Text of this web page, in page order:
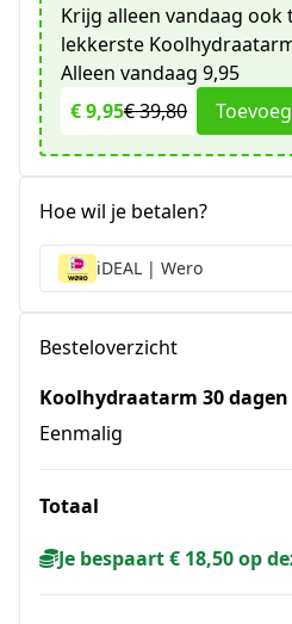
Krijg alleen vandaag
lekkerste
Alleen vandaag 9,95
€ 9,95€ 39,80
Hoe wil je betalen?
iDEAL | Wero
Besteloverzicht
Koolhydraatarm 30
Eenmalig
Totaal
Je bespaart € 18,50 op